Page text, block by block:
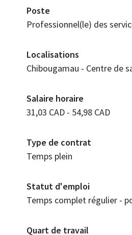
Poste
Professionnel(le) des
Localisations
Chibougamau - Centre de
Salaire horaire
31,03 CAD - 54,98 CAD
Type de contrat
Temps plein
Statut d'emploi
Temps complet régulier -
Quart de travail